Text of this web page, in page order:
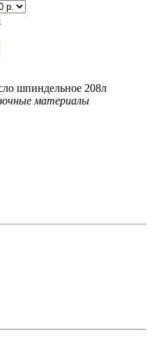
шпиндельное 208л
материалы